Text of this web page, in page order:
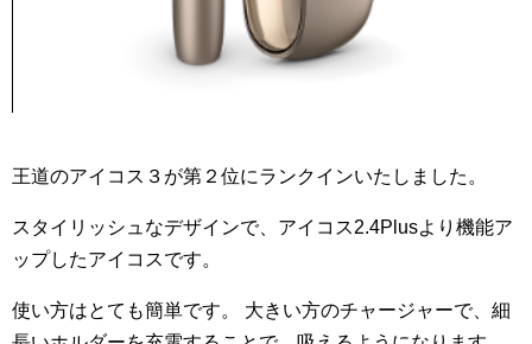
王道のアイコス３が第２位にランクインいたしました。
スタイリッシュなデザインで、アイコス2.4Plusより機能ア
ップしたアイコスです。
使い方はとても簡単です。 大きい方のチャージャーで、細